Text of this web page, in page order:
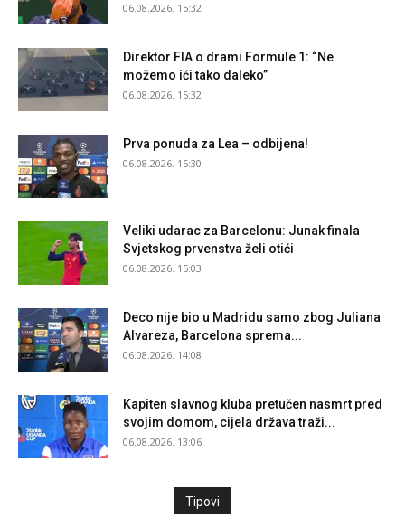
06.08.2026. 15:32
Direktor FIA o drami Formule 1: “Ne
možemo ići tako daleko”
06.08.2026. 15:32
Prva ponuda za Lea – odbijena!
06.08.2026. 15:30
Veliki udarac za Barcelonu: Junak finala
Svjetskog prvenstva želi otići
06.08.2026. 15:03
Deco nije bio u Madridu samo zbog Juliana
Alvareza, Barcelona sprema...
06.08.2026. 14:08
Kapiten slavnog kluba pretučen nasmrt pred
svojim domom, cijela država traži...
06.08.2026. 13:06
Tipovi